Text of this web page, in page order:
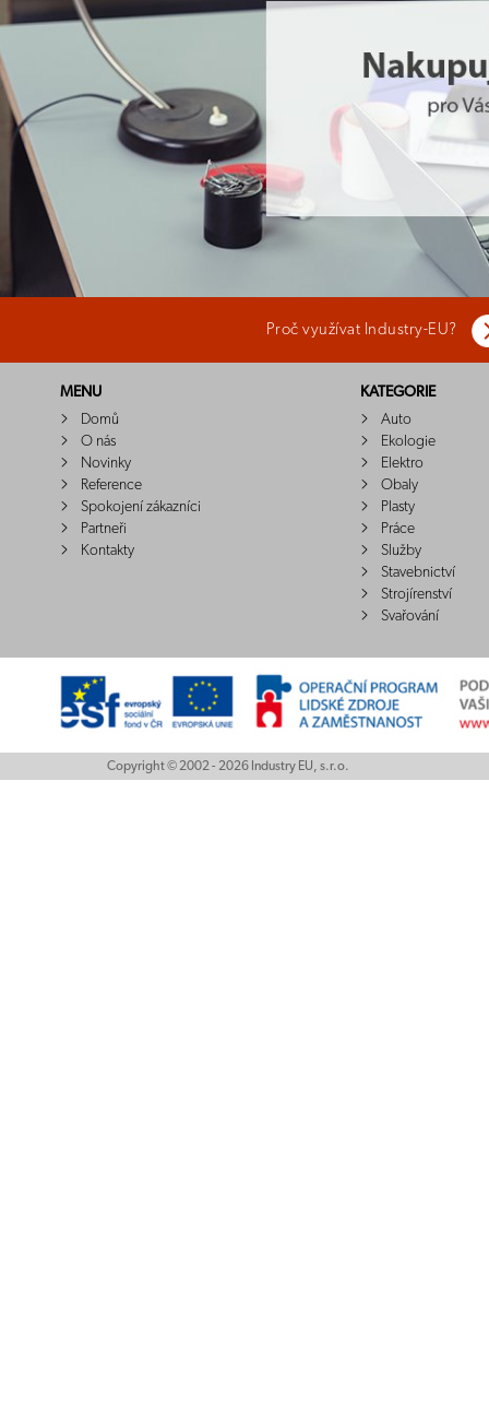
Proč využívat Industry-EU?
MENU
Domů
O nás
Novinky
Reference
Spokojení zákazníci
Partneři
Kontakty
KATEGORIE
Auto
Ekologie
Elektro
Obaly
Plasty
Práce
Služby
Stavebnictví
Strojírenství
Svařování
Copyright © 2002 - 2026 Industry EU, s.r.o.